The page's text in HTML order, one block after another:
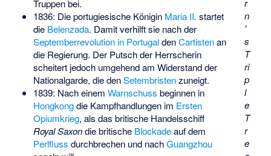
n
'
s
T
ri
p
l
e
T
r
e
Truppen bei.
1836: Die portugiesische Königin Maria II. startet
die Belenzada. Damit verhilft sie nach der
Septemberrevolution in PortugaldenCartistenan
die Regierung. Der Putsch der Herrscherin
scheitert jedoch umgehend am Widerstand der
Nationalgarde, die denSetembristenzuneigt.
1839: Nach einem Warnschuss beginnen in
Hongkongdie Kampfhandlungen im Ersten
Opiumkrieg, als das britische Handelsschiff
Royal Saxondie britische Blockadeauf dem
Perlfluss durchbrechen und nachGuangzhou